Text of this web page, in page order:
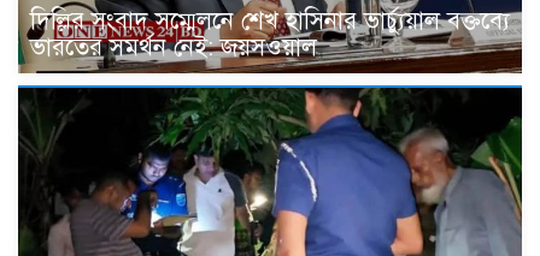
দিল্লির সংবাদ সম্মেলনে শেখ হাসিনার ভার্চ্যুয়াল বক্তব্যে
ভারতের সমর্থন নেই: জয়সওয়াল